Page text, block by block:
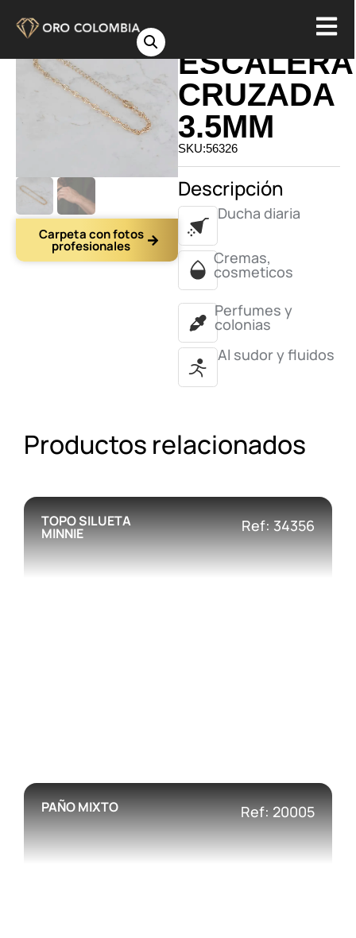
Carpeta con fotos
profesionales
PULSERA
ESCALERA
CRUZADA
3.5MM
SKU:56326
Descripción
Ducha diaria
Cremas,
cosmeticos
Perfumes y
colonias
Al sudor y fluidos
Productos relacionados
TOPO SILUETA
MINNIE Ref: 34356
PAÑO MIXTO Ref: 20005